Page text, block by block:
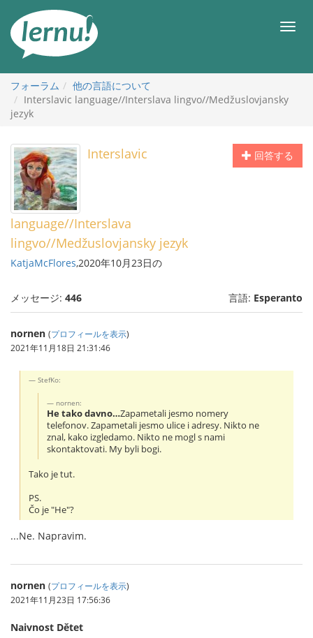
メ
フォーラム
他の言語について
Interslavic language//Interslava lingvo//Medžuslovjansky
jezyk
回答する
Interslavic
language//Interslava
lingvo//Medžuslovjansky jezyk
KatjaMcFlores,2020年10月23日の
メッセージ: 446 言語: Esperanto
nornen (プロフィールを表示)
2021年11月18日 21:31:46
StefKo:
nornen:
He tako davno…Zapametali jesmo nomery
telefonov. Zapametali jesmo ulice i adresy. Nikto ne
znal, kako izgledamo. Nikto ne mogl s nami
skontaktovati. My byli bogi.
Tako je tut.
PS.
Čo je "He"?
...Ne. Napravim.
nornen (プロフィールを表示)
2021年11月23日 17:56:36
Naivnost Dětet